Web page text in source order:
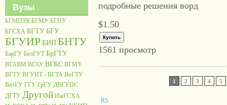
Вузы
БГМПТК БГМУ БГПУ
БГСХА БГТУБГУ
БГУИРБИПБНТУ
БарГУ БелГУТ БрГТУ
ВГАВМ ВГАУ ВГКС ВГМУ
ВГТУ ВГУИТ - ВГТА ВоГТУ
ВятГУ ГГУ ГрГУ ДВГУПС
ДГТУ Другой ИжГСХА
подробные решения ворд
$1.50
1561 просмотр
1 2 3 4 5